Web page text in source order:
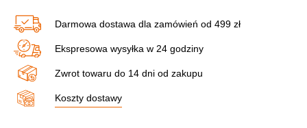
Darmowa dostawa dla zamówień od 499 zł
Ekspresowa wysyłka w 24 godziny
Zwrot towaru do 14 dni od zakupu
Koszty dostawy